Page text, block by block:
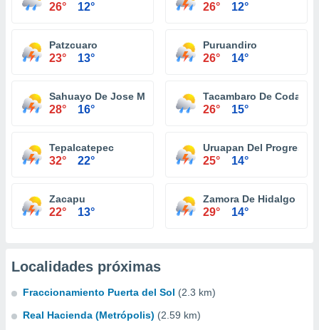
26° 12° 26° 12°
Patzcuaro
23° 13°
Puruandiro
26° 14°
Sahuayo De Jose Maria Morelos
28° 16°
Tacambaro De Codallos
26° 15°
Tepalcatepec
32° 22°
Uruapan Del Progreso
25° 14°
Zacapu
22° 13°
Zamora De Hidalgo
29° 14°
Localidades próximas
Fraccionamiento Puerta del Sol (2.3 km)
Real Hacienda (Metrópolis) (2.59 km)